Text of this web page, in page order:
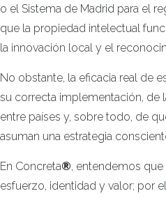
o el Sistema de Madrid para el
que la propiedad intelectual
la innovación local y el
No obstante, la eficacia real de
su correcta implementación, de
entre países y, sobre todo, de
asuman una estrategia
En Concreta®, entendemos
esfuerzo, identidad y valor; por